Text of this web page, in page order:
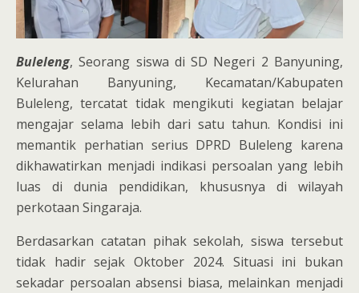
Buleleng, Seorang siswa di SD Negeri 2 Banyuning,
Kelurahan Banyuning, Kecamatan/Kabupaten
Buleleng, tercatat tidak mengikuti kegiatan belajar
mengajar selama lebih dari satu tahun. Kondisi ini
memantik perhatian serius DPRD Buleleng karena
dikhawatirkan menjadi indikasi persoalan yang lebih
luas di dunia pendidikan, khususnya di wilayah
perkotaan Singaraja.
Berdasarkan catatan pihak sekolah, siswa tersebut
tidak hadir sejak Oktober 2024. Situasi ini bukan
sekadar persoalan absensi biasa, melainkan menjadi